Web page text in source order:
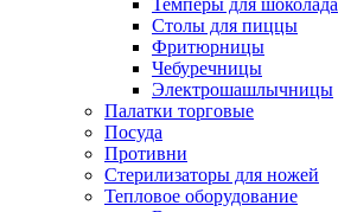
Столы для пиццы
Фритюрницы
Чебуречницы
Электрошашлычницы
Палатки торговые
Посуда
Противни
Стерилизаторы для ножей
Тепловое оборудование